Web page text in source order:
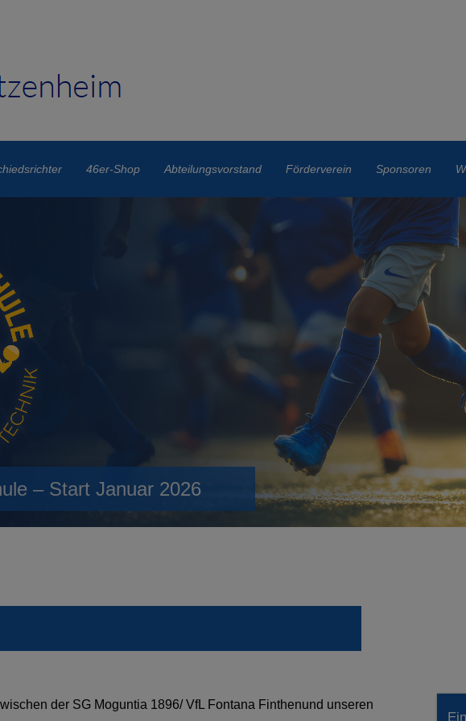
46er-Shop Abteilungsvorstand Förderverein Sponsoren
– Start Januar 2026
der SG Moguntia 1896/ VfL Fontana Finthenund unseren